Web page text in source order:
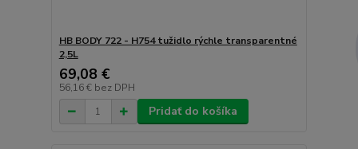
HB BODY 722 - H754 tužidlo rýchle transparentné
2,5L
69,08 €
56,16 € bez DPH
Pridať do košíka